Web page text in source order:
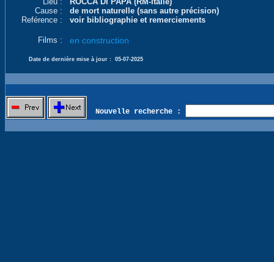
Cause :
de mort naturelle (sans autre précision)
Reférence :
voir bibliographie et remerciements
Films : en construction
Date de dernière mise à jour : 05-07-2025
Nouvelle recherche :